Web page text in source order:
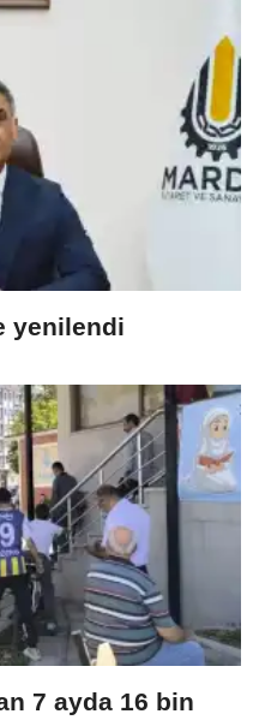
yenilendi
7 ayda 16 bin